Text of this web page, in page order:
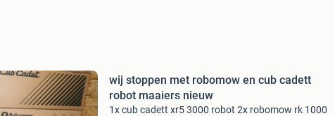
wij stoppen met robomow en cub cadett
robot maaiers nieuw
1x cub cadett xr5 3000 robot 2x robomow rk 1000